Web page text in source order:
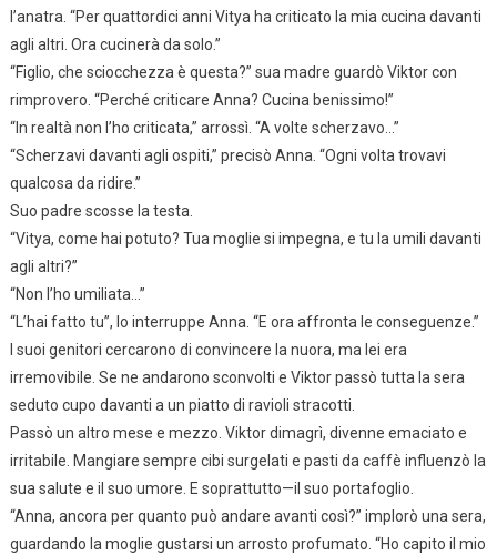
l’anatra. “Per quattordici anni Vitya ha criticato la mia cucina davanti
agli altri. Ora cucinerà da solo.”
“Figlio, che sciocchezza è questa?” sua madre guardò Viktor con
rimprovero. “Perché criticare Anna? Cucina benissimo!”
“In realtà non l’ho criticata,” arrossì. “A volte scherzavo…”
“Scherzavi davanti agli ospiti,” precisò Anna. “Ogni volta trovavi
qualcosa da ridire.”
Suo padre scosse la testa.
“Vitya, come hai potuto? Tua moglie si impegna, e tu la umili davanti
agli altri?”
“Non l’ho umiliata…”
“L’hai fatto tu”, lo interruppe Anna. “E ora affronta le conseguenze.”
I suoi genitori cercarono di convincere la nuora, ma lei era
irremovibile. Se ne andarono sconvolti e Viktor passò tutta la sera
seduto cupo davanti a un piatto di ravioli stracotti.
Passò un altro mese e mezzo. Viktor dimagrì, divenne emaciato e
irritabile. Mangiare sempre cibi surgelati e pasti da caffè influenzò la
sua salute e il suo umore. E soprattutto—il suo portafoglio.
“Anna, ancora per quanto può andare avanti così?” implorò una sera,
guardando la moglie gustarsi un arrosto profumato. “Ho capito il mio